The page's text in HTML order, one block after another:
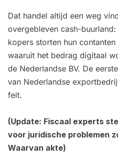
Dat handel altijd een weg
overgebleven cash-
kopers storten hun
waaruit het bedrag digitaal
de Nederlandse BV. De
van Nederlandse
feit.
(Update: Fiscaal experts
voor juridische problemen
Waarvan akte)